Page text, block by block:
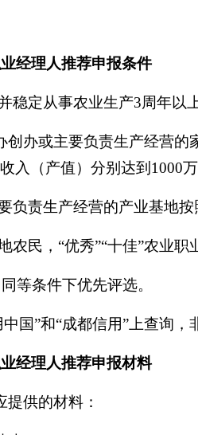
经理人推荐申报条件
稳定从事农业生产3周年以
创办或主要负责生产经营
入（产值）分别达到1000
负责生产经营的产业基地
农民，“优秀”“十佳”农业
等条件下优先评选。
国”和“成都信用”上查询，
经理人推荐申报材料
提供的材料：